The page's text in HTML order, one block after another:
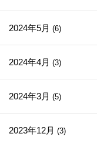
2024年5月 (6)
2024年4月 (3)
2024年3月 (5)
2023年12月 (3)